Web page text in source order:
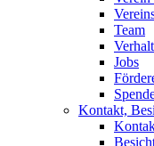
Team
Jobs
Kontakt,